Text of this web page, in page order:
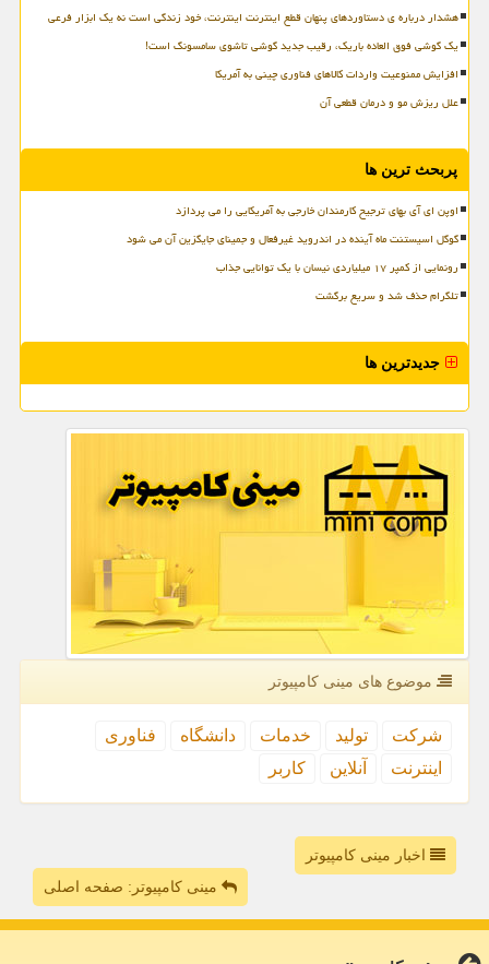
هشدار درباره ی دستاوردهای پنهان قطع اینترنت اینترنت، خود زندگی است نه یک ابزار فرعی
یک گوشی فوق العاده باریک، رقیب جدید گوشی تاشوی سامسونگ است!
افزایش ممنوعیت واردات کالاهای فناوری چینی به آمریکا
علل ریزش مو و درمان قطعی آن
پربحث ترین ها
اوپن ای آی بهای ترجیح کارمندان خارجی به آمریکایی را می پردازد
گوگل اسیستنت ماه آینده در اندروید غیرفعال و جمینای جایگزین آن می شود
رونمایی از کمپر ۱۷ میلیاردی نیسان با یک توانایی جذاب
تلگرام حذف شد و سریع برگشت
جدیدترین ها
موضوع های مینی كامپیوتر
شركت تولید خدمات دانشگاه
فناوری
اینترنت
آنلاین كاربر
اخبار مینی کامپیوتر
مینی کامپیوتر: صفحه اصلی